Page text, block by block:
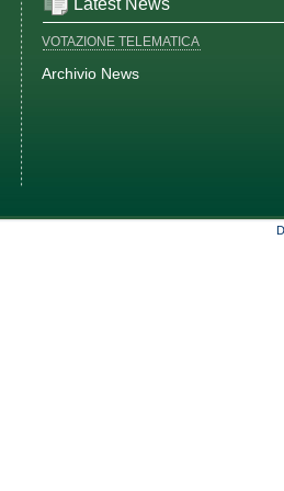
Latest News
VOTAZIONE TELEMATICA
Archivio News